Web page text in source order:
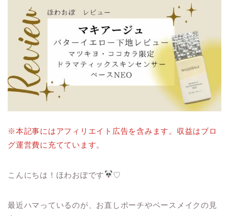
※本記事にはアフィリエイト広告を含みます。収益はブロ
グ運営費に充てています。
こんにちは！ほわおぽです ♡
最近ハマっているのが、お直しポーチやベースメイクの見